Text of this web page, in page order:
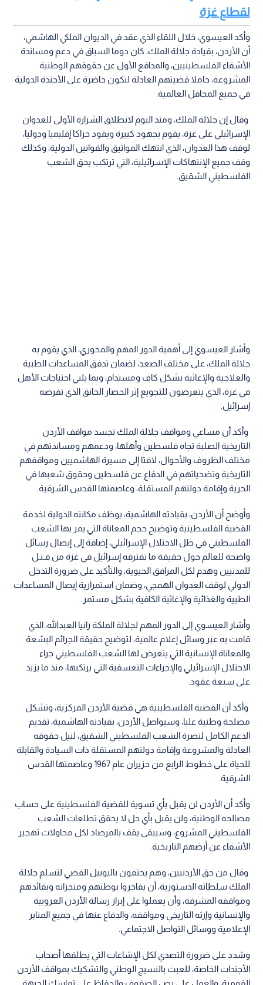
لقطاع غزة
وأكد العيسوي، خلال اللقاء الذي عقد في الديوان الملكي الهاشمي،
أن الأردن، بقيادة جلالة الملك، كان دوما السباق في دعم ومساندة
الأشقاء الفلسطينيين، والمدافع الأول عن حقوقهم الوطنية
المشروعة، حاملا قضيتهم العادلة لتكون حاضرة على الأجندة الدولية
في جميع المحافل العالمية.
وقال إن جلالة الملك، ومنذ اليوم لانطلاق الشرارة الأولى للعدوان
الإسرائيلي على غزة، يقوم بجهود كبيرة ويقود حراكا إقليميا ودوليا،
لوقف هذا العدوان، الذي انتهك المواثيق والقوانين الدولية، وكذلك
وقف جميع الإنتهاكات الإسرائيلية، التي ترتكب بحق الشعب
الفلسطيني الشقيق.
وأشار العيسوي إلى أهمية الدور المهم والمحوري، الذي يقوم به
جلالة الملك، على مختلف الصعد، لضمان تدفق المساعدات الطبية
والعلاجية والإغاثية بشكل كاف ومستدام، وبما يلبي احتياجات الأهل
في غزة، الذي يتعرضون للتجويع إثر الحصار الخانق الذي تفرضه
إسرائيل.
وأكد أن مساعي ومواقف جلالة الملك تجسد مواقف الأردن
التاريخية الصلبة تجاه فلسطين وأهلها، ودعمهم ومساندتهم في
مختلف الظروف والأحوال، لافتا إلى مسيرة الهاشميين ومواقفهم
التاريخية وتضحياتهم في الدفاع عن فلسطين وحقوق شعبها في
الحرية وإقامة دولتهم المستقلة، وعاصمتها القدس الشرقية.
وأوضح أن الأردن، بقيادته الهاشمية، يوظف مكانته الدولية لخدمة
القضية الفلسطينية وتوضيح حجم المعاناة التي يمر بها الشعب
الفلسطيني في ظل الاحتلال الإسرائيلي، إضافة إلى إيصال رسائل
واضحة للعالم حول حقيقة ما تقترفه إسرائيل في غزة من قـتـل
للمدنيين وهدم لكل المرافق الحيوية، والتأكيد على ضرورة التدخل
الدولي لوقف العدوان الهمجي، وضمان استمرارية إيصال المساعدات
الطبية والغذائية والإغاثية الكافية بشكل مستمر.
وأشار العيسوي إلى الدور المهم لجلالة الملكة رانيا العبدالله، الذي
قامت به عبر وسائل إعلام عالمية، لتوضيح حقيقة الجرائم البشعة
والمعاناة الإنسانية التي يتعرض لها الشعب الفلسطيني جراء
الاحتلال الإسرائيلي والإجراءات التعسفية التي يرتكبها، منذ ما يزيد
على سبعة عقود.
وأكد أن القضية الفلسطينية هي قضية الأردن المركزية، وتشكل
مصلحة وطنية عليا، وسيواصل الأردن، بقيادته الهاشمية، تقديم
الدعم الكامل لنصرة الشعب الفلسطيني الشقيق، لنيل حقوقه
العادلة والمشروعة وإقامة دولتهم المستقلة ذات السيادة والقابلة
للحياة على خطوط الرابع من حزيران عام 1967 وعاصمتها القدس
الشرقية.
وأكد أن الأردن لن يقبل بأي تسوية للقضية الفلسطينية على حساب
مصالحه الوطنية، ولن يقبل بأي حل لا يحقق تطلعات الشعب
الفلسطيني المشروع، وسيبقى يقف بالمرصاد لكل محاولات تهجير
الأشقاء عن أرضهم التاريخية.
وقال من حق الأردنيين، وهم يحتفون باليوبيل الفضي لتسلم جلالة
الملك سلطاته الدستورية، أن يفاخروا بوطنهم ومنجزاته وبقائدهم
ومواقفه المشرفة، وأن يعملوا على إبراز رسالة الأردن العروبية
والإنسانية وإرثه التاريخي ومواقفه، والدفاع عنها في جميع المنابر
الإعلامية ووسائل التواصل الاجتماعي.
وشدد على ضرورة التصدي لكل الإشاعات التي يطلقها أصحاب
الأجندات الخاصة، للعبث بالنسيج الوطني والتشكيك بمواقف الأردن
القومية، والعمل على رص الصفوف والحفاظ على تماسك الجبهة